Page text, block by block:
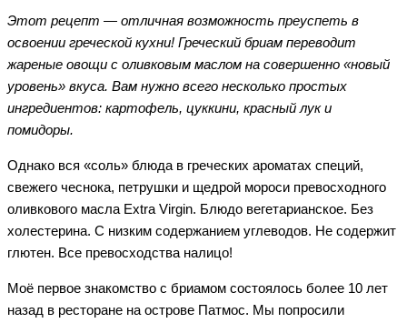
Этот рецепт — отличная возможность преуспеть в
освоении греческой кухни! Греческий бриам переводит
жареные овощи с оливковым маслом на совершенно «новый
уровень» вкуса. Вам нужно всего несколько простых
ингредиентов: картофель, цуккини, красный лук и
помидоры.
Однако вся «соль» блюда в греческих ароматах специй,
свежего чеснока, петрушки и щедрой мороси превосходного
оливкового масла Extra Virgin. Блюдо вегетарианское. Без
холестерина. С низким содержанием углеводов. Не содержит
глютен. Все превосходства налицо!
Моё первое знакомство с бриамом состоялось более 10 лет
назад в ресторане на острове Патмос. Мы попросили